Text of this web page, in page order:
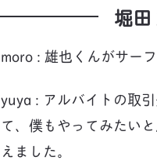
堀
moro : 雄也くんがサー
yuya : アルバイトの取
て、僕もやってみたい
えました。